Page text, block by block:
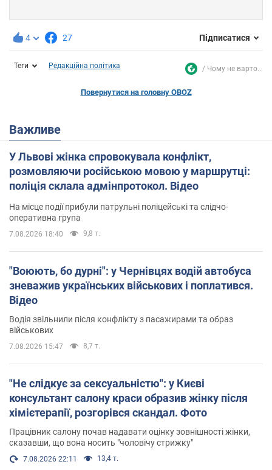
4 27 Підписатися
Теги Редакційна політика Чому не варто...
Повернутися на головну OBOZ
Важливе
У Львові жінка спровокувала конфлікт,
розмовляючи російською мовою у маршрутці:
поліція склала адмінпротокол. Відео
На місце події прибули патрульні поліцейські та слідчо-
оперативна група
7.08.2026 18:40 9,8 т.
"Воюють, бо дурні": у Чернівцях водій автобуса
зневажив українських військових і поплатився.
Відео
Водія звільнили після конфлікту з пасажирами та образ
військових
7.08.2026 15:47 8,7 т.
"Не слідкує за сексуальністю": у Києві
консультант салону краси образив жінку після
хімієтерапії, розгорівся скандал. Фото
Працівник салону почав надавати оцінку зовнішності жінки,
сказавши, що вона носить "чоловічу стрижку"
7.08.2026 22:11 13,4 т.